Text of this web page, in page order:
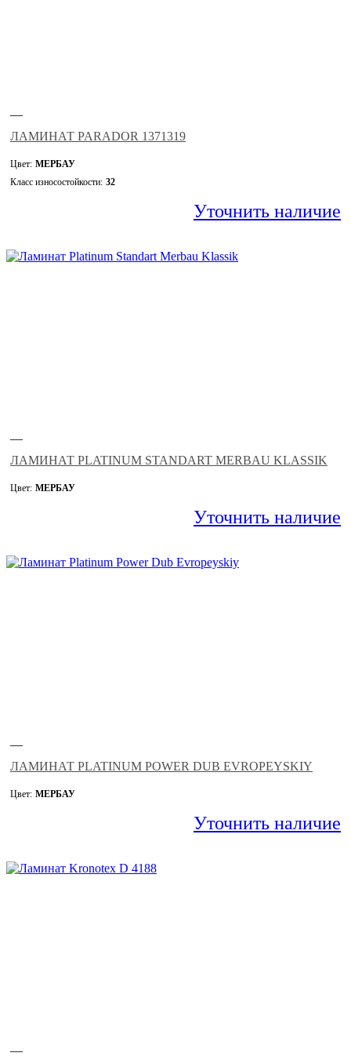
—
ЛАМИНАТ PARADOR 1371319
Цвет: МЕРБАУ
Класс износостойкости: 32
Уточнить наличие
—
ЛАМИНАТ PLATINUM STANDART MERBAU KLASSIK
Цвет: МЕРБАУ
Уточнить наличие
—
ЛАМИНАТ PLATINUM POWER DUB EVROPEYSKIY
Цвет: МЕРБАУ
Уточнить наличие
—